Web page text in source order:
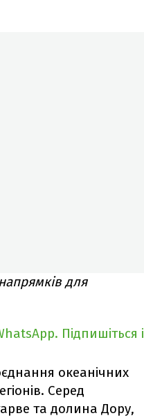
для
Підпишіться і
океанічних
Серед
та долина Дору,